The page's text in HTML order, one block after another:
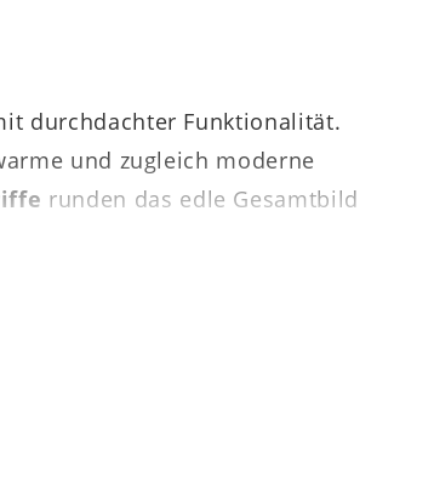
durchdachter Funktionalität.
und zugleich moderne
runden das edle Gesamtbild